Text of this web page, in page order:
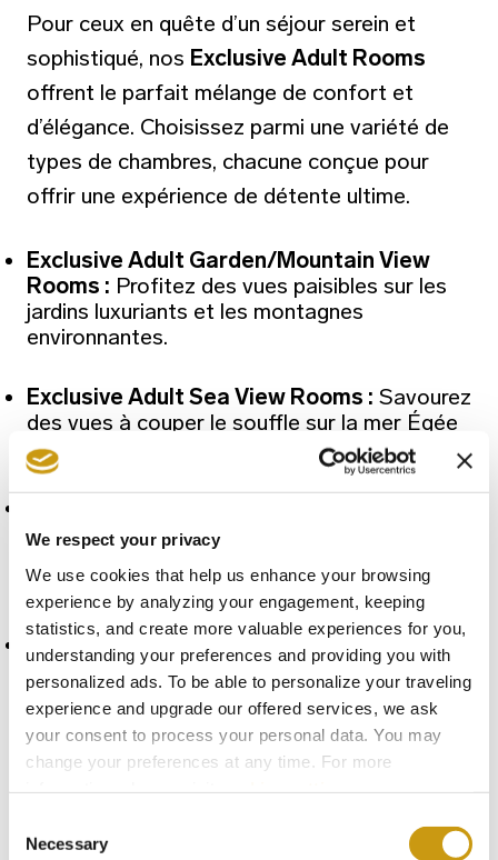
We respect your privacy
We use cookies that help us enhance your browsing
experience by analyzing your engagement, keeping
statistics, and create more valuable experiences for you,
understanding your preferences and providing you with
personalized ads. To be able to personalize your traveling
experience and upgrade our offered services, we ask
your consent to process your personal data. You may
change your preferences at any time. For more
Selection
Necessary
Pour ceux en quête d’un séjour serein et
sophistiqué, nos Exclusive Adult Rooms
offrent le parfait mélange de confort et
d’élégance. Choisissez parmi une variété de
types de chambres, chacune conçue pour
offrir une expérience de détente ultime.
Exclusive Adult Garden/Mountain View
Rooms : Profitez des vues paisibles sur les
jardins luxuriants et les montagnes
environnantes.
Exclusive Adult Sea View Rooms : Savourez
des vues à couper le souffle sur la mer Égée
depuis votre balcon privé.
vous l’expérience ultime en bord de mer, avec
seulement.
Exclusive Adult Sea View Suites - with
Premium Perks:Détendez-vous dans un
espace élégant où confort et relaxation
s’allient à des services et équipements haut
de gamme.